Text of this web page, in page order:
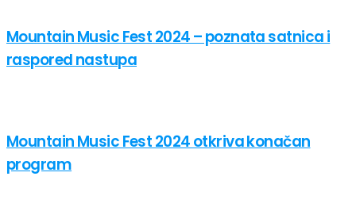
Mountain Music Fest 2024 – poznata satnica i
raspored nastupa
Mountain Music Fest 2024 otkriva konačan
program